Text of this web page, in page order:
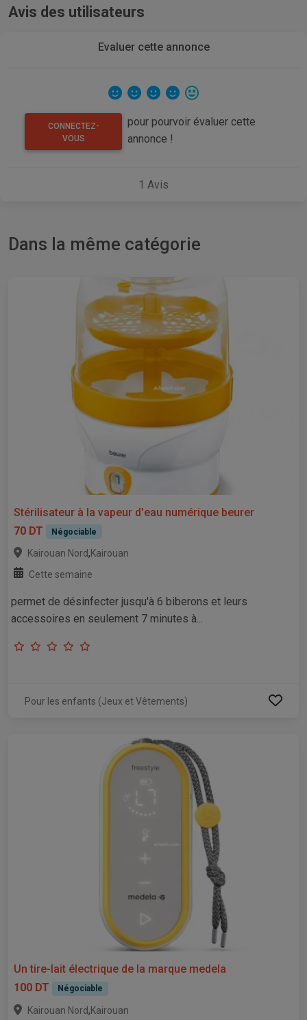
Avis des utilisateurs
Evaluer cette annonce
CONNECTEZ-
VOUS
pour pourvoir évaluer cette
annonce !
1 Avis
Dans la même catégorie
Stérilisateur à la vapeur d'eau numérique beurer
70 DT
Négociable
Kairouan Nord,Kairouan
Cette semaine
permet de désinfecter jusqu'à 6 biberons et leurs
accessoires en seulement 7 minutes à...
Pour les enfants (Jeux et Vêtements)
Un tire-lait électrique de la marque medela
100 DT
Négociable
Kairouan Nord,Kairouan